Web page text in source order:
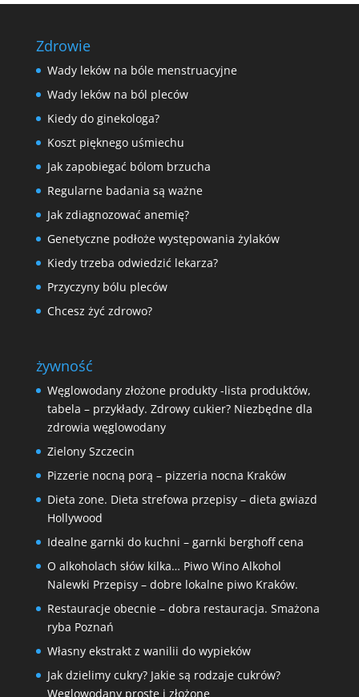
Zdrowie
Wady leków na bóle menstruacyjne
Wady leków na ból pleców
Kiedy do ginekologa?
Koszt pięknego uśmiechu
Jak zapobiegać bólom brzucha
Regularne badania są ważne
Jak zdiagnozować anemię?
Genetyczne podłoże występowania żylaków
Kiedy trzeba odwiedzić lekarza?
Przyczyny bólu pleców
Chcesz żyć zdrowo?
żywność
Węglowodany złożone produkty -lista produktów,
tabela – przykłady. Zdrowy cukier? Niezbędne dla
zdrowia węglowodany
Zielony Szczecin
Pizzerie nocną porą – pizzeria nocna Kraków
Dieta zone. Dieta strefowa przepisy – dieta gwiazd
Hollywood
Idealne garnki do kuchni – garnki berghoff cena
O alkoholach słów kilka… Piwo Wino Alkohol
Nalewki Przepisy – dobre lokalne piwo Kraków.
Restauracje obecnie – dobra restauracja. Smażona
ryba Poznań
Własny ekstrakt z wanilii do wypieków
Jak dzielimy cukry? Jakie są rodzaje cukrów?
Węglowodany proste i złożone